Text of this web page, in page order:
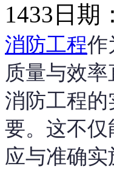
1433 日期
消防工程作
质量与效
消防工程
要。这不
应与准确